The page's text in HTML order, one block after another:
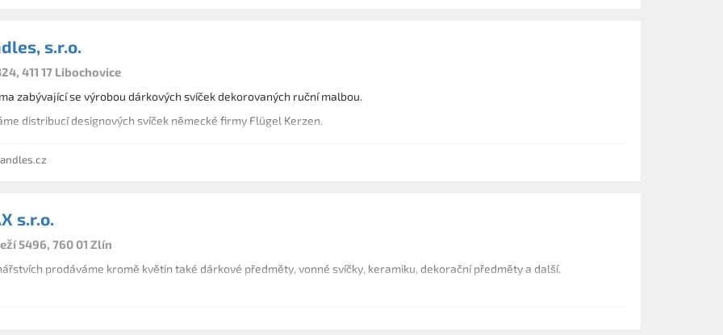
s.r.o.
411 17 Libochovice
zabývající se výrobou dárkových svíček dekorovaných ruční malbou.
distribucí designových svíček německé firmy Flügel Kerzen.
s.r.o.
5496, 760 01 Zlín
prodáváme kromě květin také dárkové předměty, vonné svíčky, keramiku, dekorační předměty a další.